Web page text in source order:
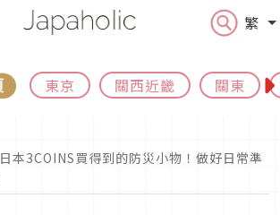
繁
東京 關西近畿 關東
日本3COINS買得到的防災小物！做好日常準